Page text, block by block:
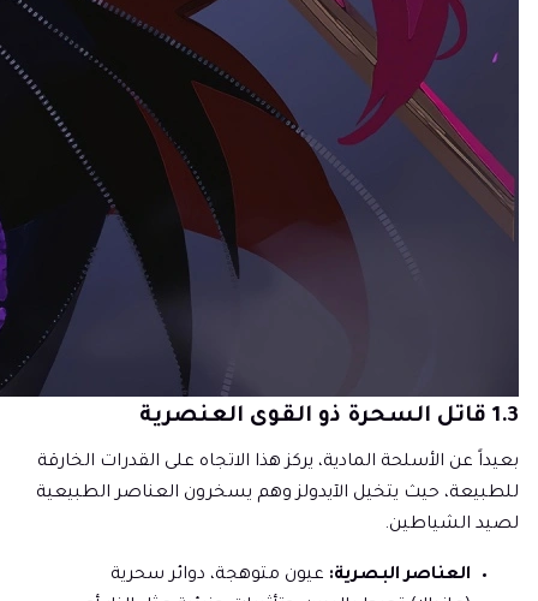
1.3 قاتل السحرة ذو القوى العنصرية
بعيداً عن الأسلحة المادية، يركز هذا الاتجاه على القدرات الخارقة
للطبيعة، حيث يتخيل الآيدولز وهم يسخرون العناصر الطبيعية
لصيد الشياطين.
العناصر البصرية: عيون متوهجة، دوائر سحرية